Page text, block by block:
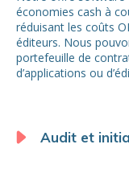
économies cash à
réduisant les coûts
éditeurs. Nous
portefeuille de
d’applications ou
Audit et